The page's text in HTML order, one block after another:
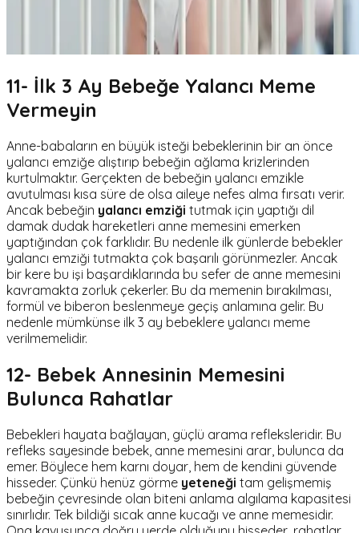
11- İlk 3 Ay Bebeğe Yalancı Meme
Vermeyin
Anne-babaların en büyük isteği bebeklerinin bir an önce
yalancı emziğe alıştırıp bebeğin ağlama krizlerinden
kurtulmaktır. Gerçekten de bebeğin yalancı emzikle
avutulması kısa süre de olsa aileye nefes alma fırsatı verir.
Ancak bebeğin yalancı emziği tutmak için yaptığı dil
damak dudak hareketleri anne memesini emerken
yaptığından çok farklıdır. Bu nedenle ilk günlerde bebekler
yalancı emziği tutmakta çok başarılı görünmezler. Ancak
bir kere bu işi başardıklarında bu sefer de anne memesini
kavramakta zorluk çekerler. Bu da memenin bırakılması,
formül ve biberon beslenmeye geçiş anlamına gelir. Bu
nedenle mümkünse ilk 3 ay bebeklere yalancı meme
verilmemelidir.
12- Bebek Annesinin Memesini
Bulunca Rahatlar
Bebekleri hayata bağlayan, güçlü arama refleksleridir. Bu
refleks sayesinde bebek, anne memesini arar, bulunca da
emer. Böylece hem karnı doyar, hem de kendini güvende
hisseder. Çünkü henüz görme yeteneği tam gelişmemiş
bebeğin çevresinde olan biteni anlama algılama kapasitesi
sınırlıdır. Tek bildiği sıcak anne kucağı ve anne memesidir.